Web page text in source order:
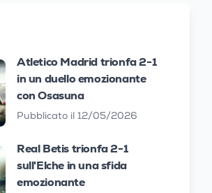
Atletico Madrid trionfa 2-1
in un duello emozionante
con Osasuna
Pubblicato il 12/05/2026
Real Betis trionfa 2-1
sull'Elche in una sfida
emozionante